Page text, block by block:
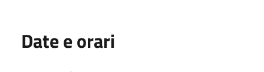
Date e orari